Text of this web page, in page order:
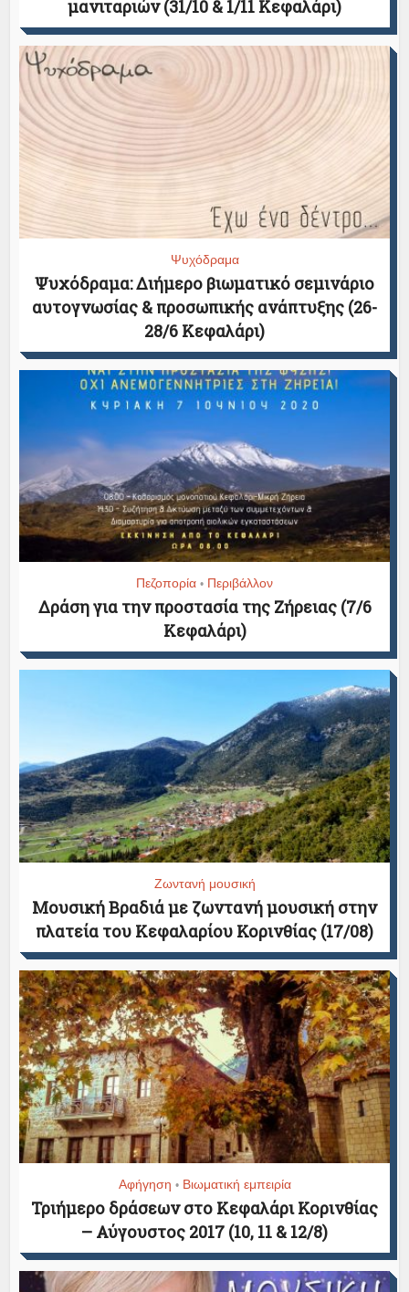
μανιταριών (31/10 & 1/11 Κεφαλάρι)
Ψυχόδραμα
Ψυχόδραμα: Διήμερο βιωματικό σεμινάριο
αυτογνωσίας & προσωπικής ανάπτυξης (26-
28/6 Κεφαλάρι)
Πεζοπορία • Περιβάλλον
Δράση για την προστασία της Ζήρειας (7/6
Κεφαλάρι)
Ζωντανή μουσική
Μουσική Βραδιά με ζωντανή μουσική στην
πλατεία του Κεφαλαρίου Κορινθίας (17/08)
Αφήγηση • Βιωματική εμπειρία
Τριήμερο δράσεων στο Κεφαλάρι Κορινθίας
– Αύγουστος 2017 (10, 11 & 12/8)